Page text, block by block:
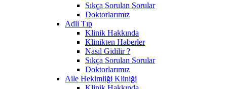
Sıkça Sorulan Sorular
Doktorlarımız
Adli Tıp
Klinik Hakkında
Klinikten Haberler
Nasıl Gidilir ?
Sıkça Sorulan Sorular
Doktorlarımız
Aile Hekimliği Kliniği